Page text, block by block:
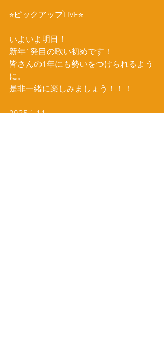
⭐︎ピックアップLIVE⭐︎
いよいよ明日！
新年1発目の歌い初めです！
皆さんの1年にも勢いをつけられるよう
に。
是非一緒に楽しみましょう！！！
2025.1.11